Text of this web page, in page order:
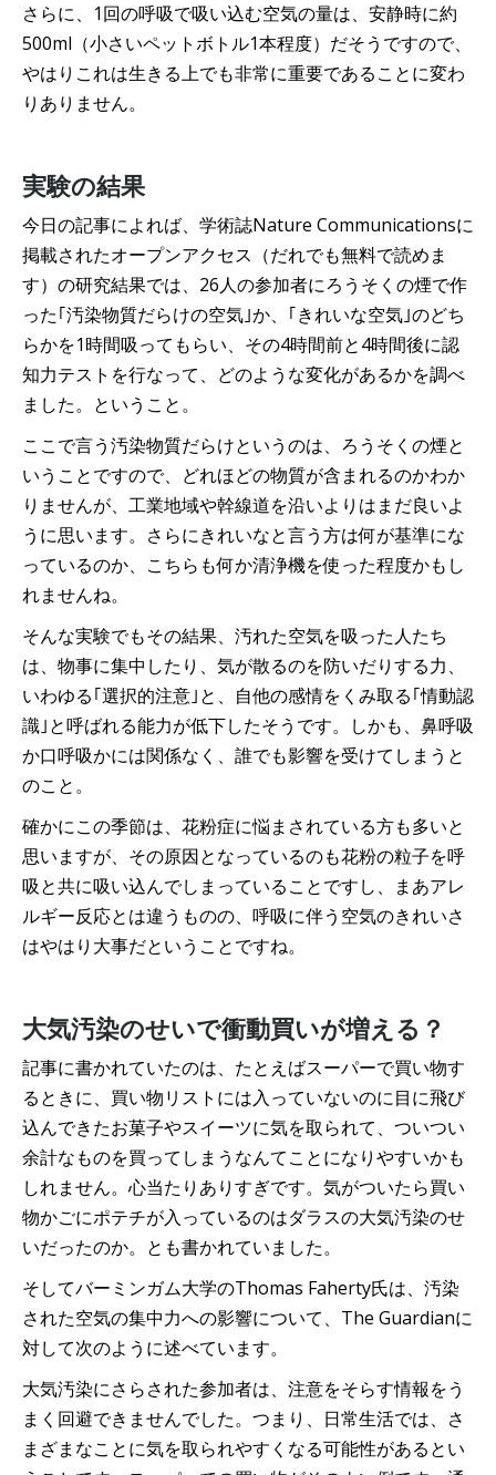
さらに、1回の呼吸で吸い込む空気の量は、安静時に約
500ml（小さいペットボトル1本程度）だそうですので、
やはりこれは生きる上でも非常に重要であることに変わ
りありません。
実験の結果
今日の記事によれば、学術誌Nature Communicationsに
掲載されたオープンアクセス（だれでも無料で読めま
す）の研究結果では、26人の参加者にろうそくの煙で作
った｢汚染物質だらけの空気｣か、｢きれいな空気｣のどち
らかを1時間吸ってもらい、その4時間前と4時間後に認
知力テストを行なって、どのような変化があるかを調べ
ました。ということ。
ここで言う汚染物質だらけというのは、ろうそくの煙と
いうことですので、どれほどの物質が含まれるのかわか
りませんが、工業地域や幹線道を沿いよりはまだ良いよ
うに思います。さらにきれいなと言う方は何が基準にな
っているのか、こちらも何か清浄機を使った程度かもし
れませんね。
そんな実験でもその結果、汚れた空気を吸った人たち
は、物事に集中したり、気が散るのを防いだりする力、
いわゆる｢選択的注意｣と、自他の感情をくみ取る｢情動認
識｣と呼ばれる能力が低下したそうです。しかも、鼻呼吸
か口呼吸かには関係なく、誰でも影響を受けてしまうと
のこと。
確かにこの季節は、花粉症に悩まされている方も多いと
思いますが、その原因となっているのも花粉の粒子を呼
吸と共に吸い込んでしまっていることですし、まあアレ
ルギー反応とは違うものの、呼吸に伴う空気のきれいさ
はやはり大事だということですね。
大気汚染のせいで衝動買いが増える？
記事に書かれていたのは、たとえばスーパーで買い物す
るときに、買い物リストには入っていないのに目に飛び
込んできたお菓子やスイーツに気を取られて、ついつい
余計なものを買ってしまうなんてことになりやすいかも
しれません。心当たりありすぎです。気がついたら買い
物かごにポテチが入っているのはダラスの大気汚染のせ
いだったのか。とも書かれていました。
そしてバーミンガム大学のThomas Faherty氏は、汚染
された空気の集中力への影響について、The Guardianに
対して次のように述べています。
大気汚染にさらされた参加者は、注意をそらす情報をう
まく回避できませんでした。つまり、日常生活では、さ
まざまなことに気を取られやすくなる可能性があるとい